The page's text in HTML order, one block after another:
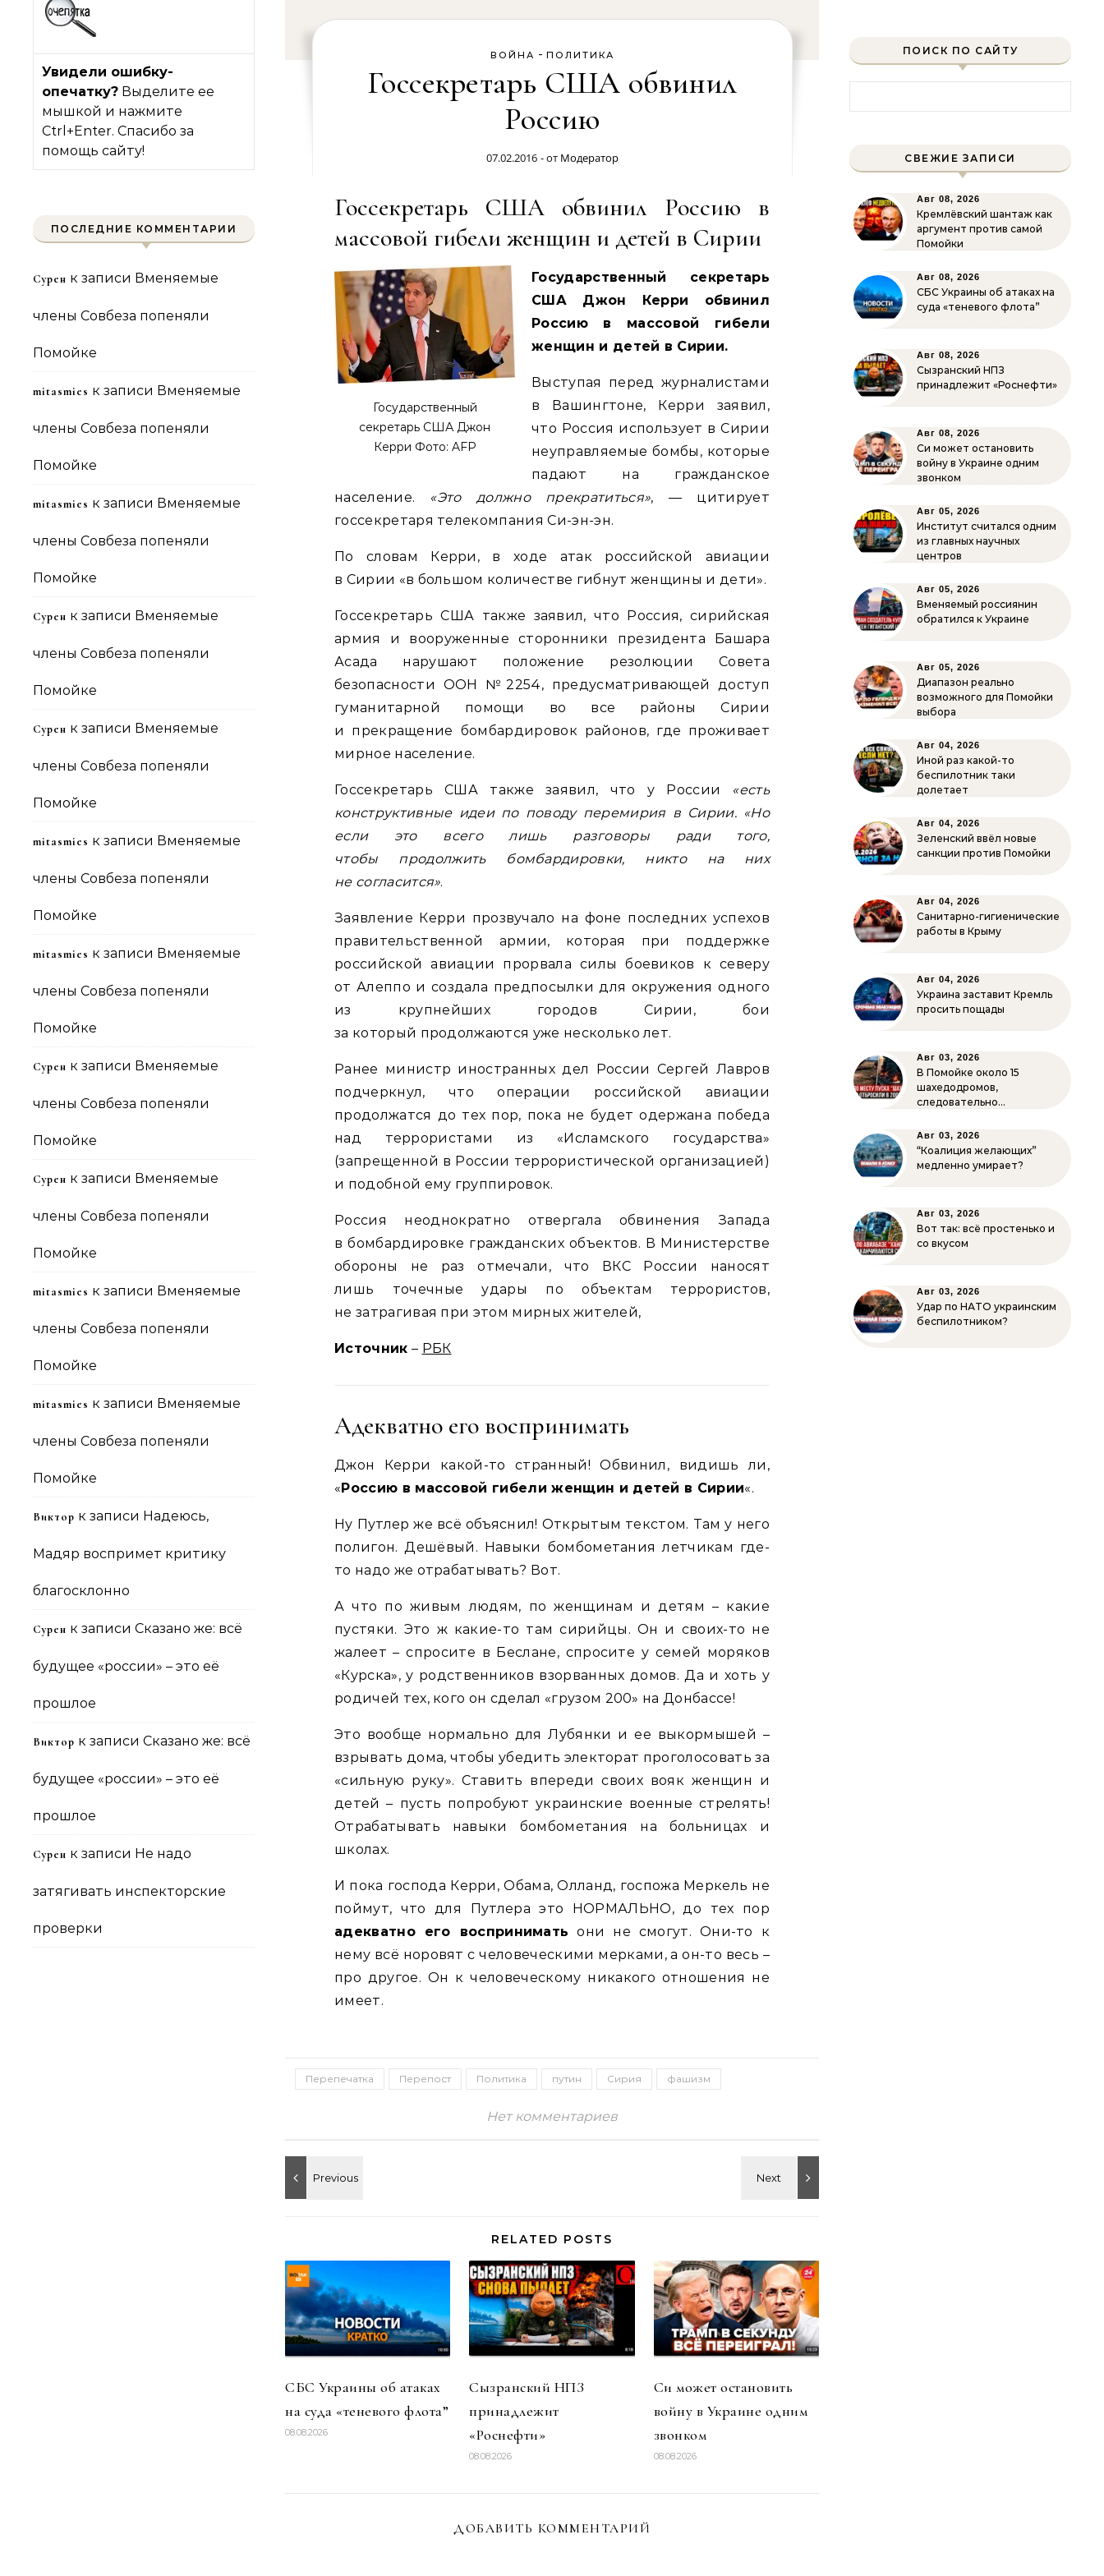
Увидели ошибку-
опечатку? Выделите ее
мышкой и нажмите
Ctrl+Enter. Спасибо за
помощь сайту!
ПОСЛЕДНИЕ КОММЕНТАРИИ
Сурен к записи Вменяемые
члены Совбеза попеняли
Помойке
mitasmies к записи Вменяемые
члены Совбеза попеняли
Помойке
mitasmies к записи Вменяемые
члены Совбеза попеняли
Помойке
Сурен к записи Вменяемые
члены Совбеза попеняли
Помойке
Сурен к записи Вменяемые
члены Совбеза попеняли
Помойке
mitasmies к записи Вменяемые
члены Совбеза попеняли
Помойке
mitasmies к записи Вменяемые
члены Совбеза попеняли
Помойке
Сурен к записи Вменяемые
члены Совбеза попеняли
Помойке
Сурен к записи Вменяемые
члены Совбеза попеняли
Помойке
mitasmies к записи Вменяемые
члены Совбеза попеняли
Помойке
mitasmies к записи Вменяемые
члены Совбеза попеняли
Помойке
Виктор к записи Надеюсь,
Мадяр воспримет критику
благосклонно
Сурен к записи Сказано же: всё
будущее «россии» – это её
прошлое
Виктор к записи Сказано же: всё
будущее «россии» – это её
прошлое
Сурен к записи Не надо
затягивать инспекторские
проверки
ВОЙНА - ПОЛИТИКА
Госсекретарь США обвинил
Россию
07.02.2016 - от Модератор
Госсекретарь США обвинил Россию в
массовой гибели женщин и детей в Сирии
Государственный
секретарь США Джон
Керри Фото: AFP
Государственный секретарь
США Джон Керри обвинил
Россию в массовой гибели
женщин и детей в Сирии.
Выступая перед журналистами
в Вашингтоне, Керри заявил,
что Россия использует в Сирии
неуправляемые бомбы, которые
падают на гражданское
население. «Это должно прекратиться», — цитирует
госсекретаря телекомпания Си-эн-эн.
По словам Керри, в ходе атак российской авиации
в Сирии «в большом количестве гибнут женщины и дети».
Госсекретарь США также заявил, что Россия, сирийская
армия и вооруженные сторонники президента Башара
Асада нарушают положение резолюции Совета
безопасности ООН №2254, предусматривающей доступ
гуманитарной помощи во все районы Сирии
и прекращение бомбардировок районов, где проживает
мирное население.
Госсекретарь США также заявил, что у России «есть
конструктивные идеи по поводу перемирия в Сирии. «Но
если это всего лишь разговоры ради того,
чтобы продолжить бомбардировки, никто на них
не согласится».
Заявление Керри прозвучало на фоне последних успехов
правительственной армии, которая при поддержке
российской авиации прорвала силы боевиков к северу
от Алеппо и создала предпосылки для окружения одного
из крупнейших городов Сирии, бои
за который продолжаются уже несколько лет.
Ранее министр иностранных дел России Сергей Лавров
подчеркнул, что операции российской авиации
продолжатся до тех пор, пока не будет одержана победа
над террористами из «Исламского государства»
(запрещенной в России террористической организацией)
и подобной ему группировок.
Россия неоднократно отвергала обвинения Запада
в бомбардировке гражданских объектов. В Министерстве
обороны не раз отмечали, что ВКС России наносят
лишь точечные удары по объектам террористов,
не затрагивая при этом мирных жителей,
Источник – РБК
Адекватно его воспринимать
Джон Керри какой-то странный! Обвинил, видишь ли,
«Россию в массовой гибели женщин и детей в Сирии«.
Ну Путлер же всё объяснил! Открытым текстом. Там у него
полигон. Дешёвый. Навыки бомбометания летчикам где-
то надо же отрабатывать? Вот.
А что по живым людям, по женщинам и детям – какие
пустяки. Это ж какие-то там сирийцы. Он и своих-то не
жалеет – спросите в Беслане, спросите у семей моряков
«Курска», у родственников взорванных домов. Да и хоть у
родичей тех, кого он сделал «грузом 200» на Донбассе!
Это вообще нормально для Лубянки и ее выкормышей –
взрывать дома, чтобы убедить электорат проголосовать за
«сильную руку». Ставить впереди своих вояк женщин и
детей – пусть попробуют украинские военные стрелять!
Отрабатывать навыки бомбометания на больницах и
школах.
И пока господа Керри, Обама, Олланд, госпожа Меркель не
поймут, что для Путлера это НОРМАЛЬНО, до тех пор
адекватно его воспринимать они не смогут. Они-то к
нему всё норовят с человеческими мерками, а он-то весь –
про другое. Он к человеческому никакого отношения не
имеет.
Перепечатка Перепост Политика путин Сирия фашизм
Нет комментариев
RELATED POSTS
СБС Украины об атаках
на суда «теневого флота”
08.08.2026
Сызранский НПЗ
принадлежит
«Роснефти»
08.08.2026
Си может остановить
войну в Украине одним
звонком
08.08.2026
ДОБАВИТЬ КОММЕНТАРИЙ
ПОИСК ПО САЙТУ
СВЕЖИЕ ЗАПИСИ
Авг 08, 2026
Кремлёвский шантаж как
аргумент против самой
Помойки
Авг 08, 2026
СБС Украины об атаках на
суда «теневого флота”
Авг 08, 2026
Сызранский НПЗ
принадлежит «Роснефти»
Авг 08, 2026
Си может остановить
войну в Украине одним
звонком
Авг 05, 2026
Институт считался одним
из главных научных
центров
Авг 05, 2026
Вменяемый россиянин
обратился к Украине
Авг 05, 2026
Диапазон реально
возможного для Помойки
выбора
Авг 04, 2026
Иной раз какой-то
беспилотник таки
долетает
Авг 04, 2026
Зеленский ввёл новые
санкции против Помойки
Авг 04, 2026
Санитарно-гигиенические
работы в Крыму
Авг 04, 2026
Украина заставит Кремль
просить пощады
Авг 03, 2026
В Помойке около 15
шахедодромов,
следовательно…
Авг 03, 2026
“Коалиция желающих”
медленно умирает?
Авг 03, 2026
Вот так: всё простенько и
со вкусом
Авг 03, 2026
Удар по НАТО украинским
беспилотником?